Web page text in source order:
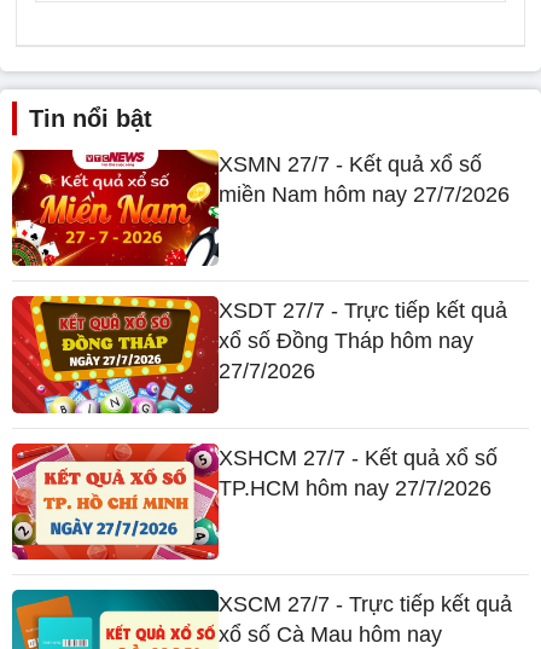
Tin nổi bật
XSMN 27/7 - Kết quả xổ số
miền Nam hôm nay 27/7/2026
XSDT 27/7 - Trực tiếp kết quả
xổ số Đồng Tháp hôm nay
27/7/2026
XSHCM 27/7 - Kết quả xổ số
TP.HCM hôm nay 27/7/2026
XSCM 27/7 - Trực tiếp kết quả
xổ số Cà Mau hôm nay